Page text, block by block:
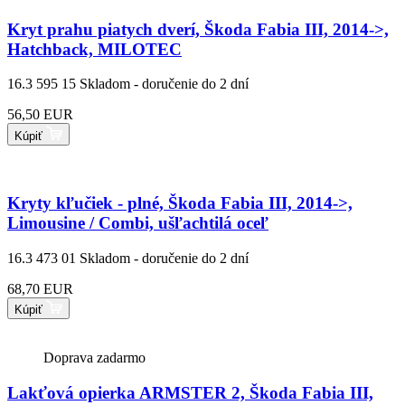
Kryt prahu piatych dverí, Škoda Fabia III, 2014->,
Hatchback, MILOTEC
16.3 595 15 Skladom - doručenie do 2 dní
56,50 EUR
Kúpiť
Kryty kľučiek - plné, Škoda Fabia III, 2014->,
Limousine / Combi, ušľachtilá oceľ
16.3 473 01 Skladom - doručenie do 2 dní
68,70 EUR
Kúpiť
Doprava zadarmo
Lakťová opierka ARMSTER 2, Škoda Fabia III,